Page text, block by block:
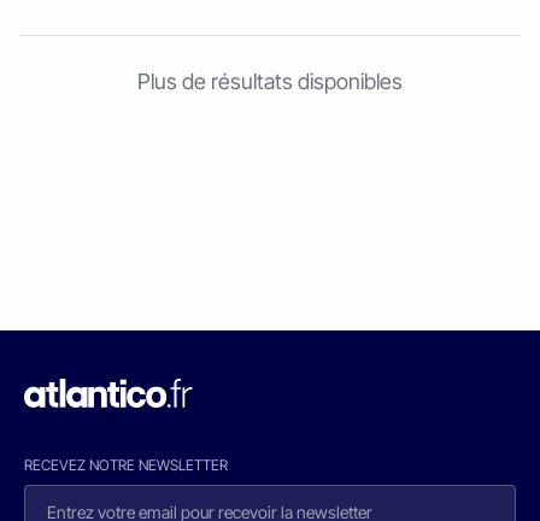
Plus de résultats disponibles
RECEVEZ NOTRE NEWSLETTER